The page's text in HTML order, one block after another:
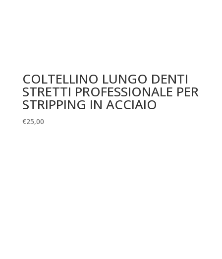
COLTELLINO LUNGO DENTI
STRETTI PROFESSIONALE PER
STRIPPING IN ACCIAIO
€25,00